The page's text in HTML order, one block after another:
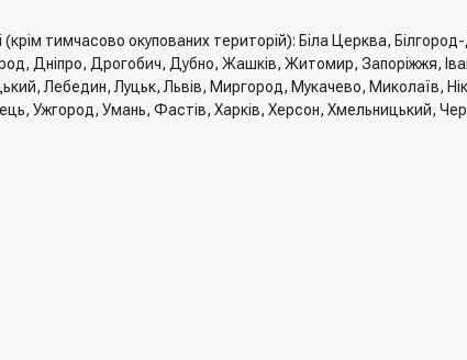
(крім тимчасово окупованих територій): Біла Церква,
Дніпро, Дрогобич, Дубно, Жашків, Житомир, Запоріжжя,
Лебедин, Луцьк, Львів, Миргород, Мукачево, Миколаїв,
Ужгород, Умань, Фастів, Харків, Херсон, Хмельницький,